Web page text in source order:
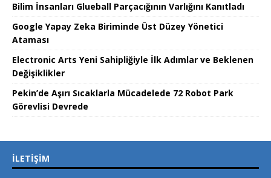
Bilim İnsanları Glueball Parçacığının Varlığını Kanıtladı
Google Yapay Zeka Biriminde Üst Düzey Yönetici
Ataması
Electronic Arts Yeni Sahipliğiyle İlk Adımlar ve Beklenen
Değişiklikler
Pekin’de Aşırı Sıcaklarla Mücadelede 72 Robot Park
Görevlisi Devrede
İLETIŞIM